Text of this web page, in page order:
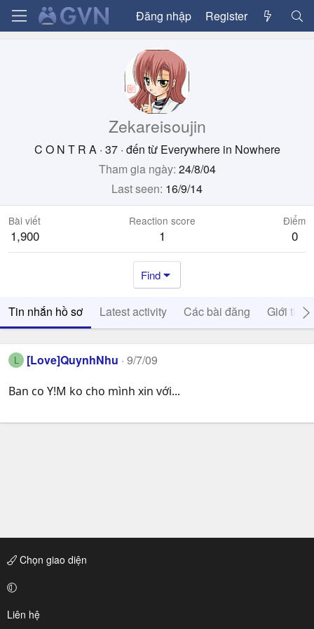
Đăng nhập Register
Zekareisoujin
C O N T R A · 37 · đến từ Everywhere in Nowhere
Tham gia ngày 24/8/04
Last seen 16/9/14
Bài viết
1,900
Reaction score
1
Điểm
0
Find
Tin nhắn hồ sơ Latest activity Các bài đăng Giới thiệu
L [Love]QuynhNhu 9/7/09
Ban co Y!M ko cho mình xin với...
Chọn giao diện
Liên hệ